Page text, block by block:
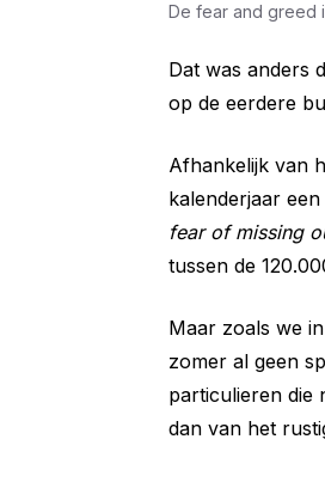
De fear and greed
Dat was anders
op de eerdere
Afhankelijk van
kalenderjaar
fear of missing
tussen de
Maar zoals we
zomer al geen
particulieren die
dan van het